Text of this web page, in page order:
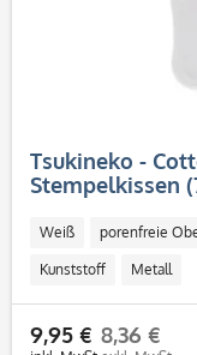
Tsukineko -
Stempelkissen
Weiß porenfreie
Kunststoff Metall
9,95 € 8,36 €